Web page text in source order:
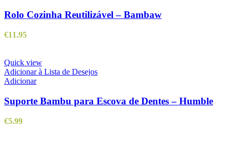
Rolo Cozinha Reutilizável – Bambaw
€11.95
Quick view
Adicionar à Lista de Desejos
Adicionar
Suporte Bambu para Escova de Dentes – Humble
€5.99